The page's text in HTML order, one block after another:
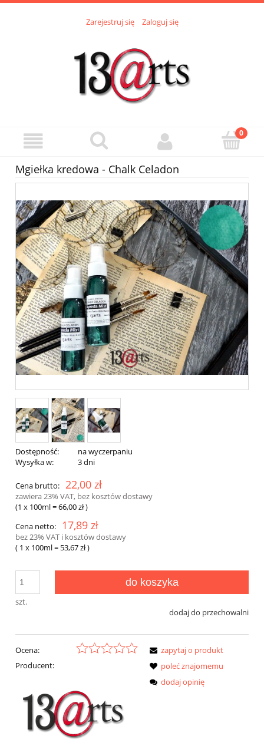
Zarejestruj się Zaloguj się
Mgiełka kredowa - Chalk Celadon
Dostępność:
na wyczerpaniu
Wysyłka w:
3 dni
Cena brutto: 22,00 zł
zawiera 23% VAT, bez kosztów dostawy
(1 x 100ml=66,00 zł)
Cena netto:
17,89 zł
bez 23% VAT i kosztów dostawy
( 1 x 100ml= 53,67 zł)
szt.
do koszyka
dodaj do przechowalni
Ocena:
Producent:
zapytaj o produkt
poleć znajomemu
dodaj opinię